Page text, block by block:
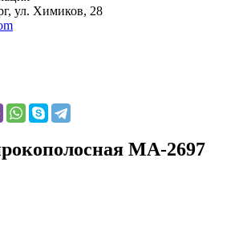
ул. Химиков, 28
МА-2697